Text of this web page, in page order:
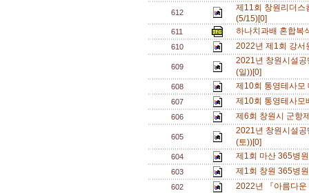
612
제11회 창원리더스
(5/15)[0]
611 하나치과배 혼합복
610 2022년 제1회 강
609
2021년 창원시설
(일))[0]
608 제10회 통영테사
607 제10회 통영테사
606 제6회 창원시 군항
605
2021년 창원시설
(토))[0]
604 제1회 마산 365병
603 제1회 창원 365병
602 2022년 『아름다